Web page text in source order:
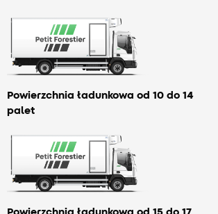
Powierzchnia ładunkowa od 10 do 14
palet